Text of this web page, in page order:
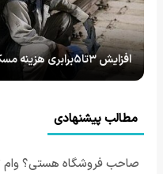
افزایش ۳تا۵برابری هزینه مسکن/ادامه عقب‌ماندگی مزد از تورم
مطالب پیشنهادی
صاحب فروشگاه هستی؟ وام تا ۳ میلیارد تومان